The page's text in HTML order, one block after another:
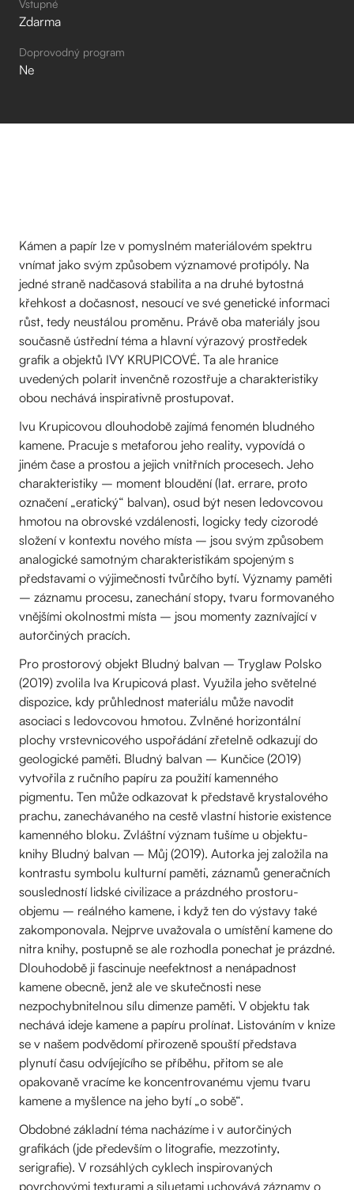
Vstupné
Zdarma
Doprovodný program
Ne
Kámen a papír lze v pomyslném materiálovém spektru
vnímat jako svým způsobem významové protipóly. Na
jedné straně nadčasová stabilita a na druhé bytostná
křehkost a dočasnost, nesoucí ve své genetické informaci
růst, tedy neustálou proměnu. Právě oba materiály jsou
současně ústřední téma a hlavní výrazový prostředek
grafik a objektů IVY KRUPICOVÉ. Ta ale hranice
uvedených polarit invenčně rozostřuje a charakteristiky
obou nechává inspirativně prostupovat.
Ivu Krupicovou dlouhodobě zajímá fenomén bludného
kamene. Pracuje s metaforou jeho reality, vypovídá o
jiném čase a prostou a jejich vnitřních procesech. Jeho
charakteristiky – moment bloudění (lat. errare, proto
označení „eratický“ balvan), osud být nesen ledovcovou
hmotou na obrovské vzdálenosti, logicky tedy cizorodé
složení v kontextu nového místa – jsou svým způsobem
analogické samotným charakteristikám spojeným s
představami o výjimečnosti tvůrčího bytí. Významy paměti
– záznamu procesu, zanechání stopy, tvaru formovaného
vnějšími okolnostmi místa – jsou momenty zaznívající v
autorčiných pracích.
Pro prostorový objekt Bludný balvan – Tryglaw Polsko
(2019) zvolila Iva Krupicová plast. Využila jeho světelné
dispozice, kdy průhlednost materiálu může navodit
asociaci s ledovcovou hmotou. Zvlněné horizontální
plochy vrstevnicového uspořádání zřetelně odkazují do
geologické paměti. Bludný balvan – Kunčice (2019)
vytvořila z ručního papíru za použití kamenného
pigmentu. Ten může odkazovat k představě krystalového
prachu, zanechávaného na cestě vlastní historie existence
kamenného bloku. Zvláštní význam tušíme u objektu-
knihy Bludný balvan – Můj (2019). Autorka jej založila na
kontrastu symbolu kulturní paměti, záznamů generačních
sousledností lidské civilizace a prázdného prostoru-
objemu – reálného kamene, i když ten do výstavy také
zakomponovala. Nejprve uvažovala o umístění kamene do
nitra knihy, postupně se ale rozhodla ponechat je prázdné.
Dlouhodobě ji fascinuje neefektnost a nenápadnost
kamene obecně, jenž ale ve skutečnosti nese
nezpochybnitelnou sílu dimenze paměti. V objektu tak
nechává ideje kamene a papíru prolínat. Listováním v knize
se v našem podvědomí přirozeně spouští představa
plynutí času odvíjejícího se příběhu, přitom se ale
opakovaně vracíme ke koncentrovanému vjemu tvaru
kamene a myšlence na jeho bytí „o sobě“.
Obdobné základní téma nacházíme i v autorčiných
grafikách (jde především o litografie, mezzotinty,
serigrafie). V rozsáhlých cyklech inspirovaných
povrchovými texturami a siluetami uchovává záznamy o